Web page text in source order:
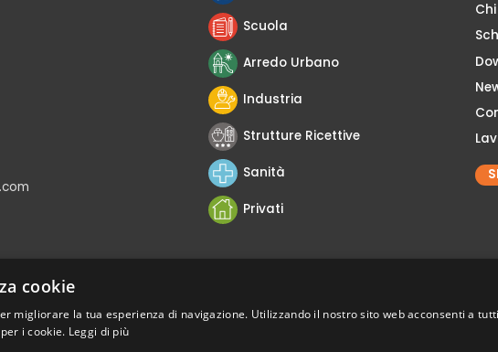
Scuola
Arredo Urbano
Industria
Strutture Ricettive
Sanità
Privati
diritti riservati
– Cap.Soc. € 11.000,00 i.v. –
cookie
migliorare la tua esperienza di navigazione. Utilizzando il nostro sito web acconsenti a
i cookie. Leggi di più